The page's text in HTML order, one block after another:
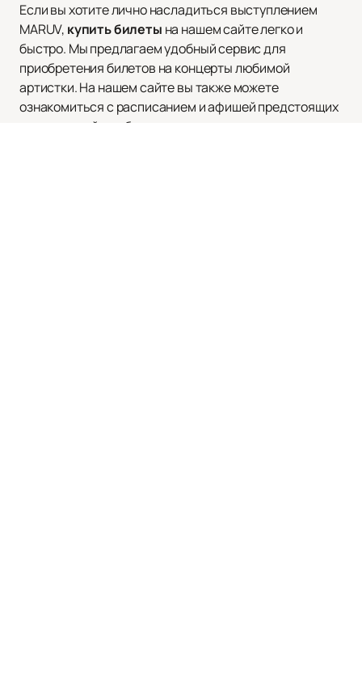
Если вы хотите лично насладиться выступлением
MARUV, купить билеты на нашем сайте легко и
быстро. Мы предлагаем удобный сервис для
приобретения билетов на концерты любимой
артистки. На нашем сайте вы также можете
ознакомиться с расписанием и афишей предстоящих
мероприятий, чтобы не пропустить ни одного